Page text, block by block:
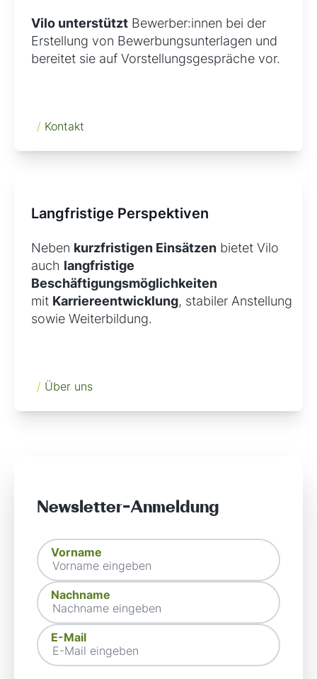
Vilo unterstützt Bewerber:innen bei der
Erstellung von Bewerbungsunterlagen und
bereitet sie auf Vorstellungsgespräche vor.
/ Kontakt
Langfristige Perspektiven
Neben kurzfristigen Einsätzen bietet Vilo
auch langfristige
Beschäftigungsmöglichkeiten
mit Karriereentwicklung, stabiler Anstellung
sowie Weiterbildung.
/ Über uns
Newsletter-Anmeldung
Vorname
Vorname
Nachname
Nachname
E-Mail-Adresse
E-Mail